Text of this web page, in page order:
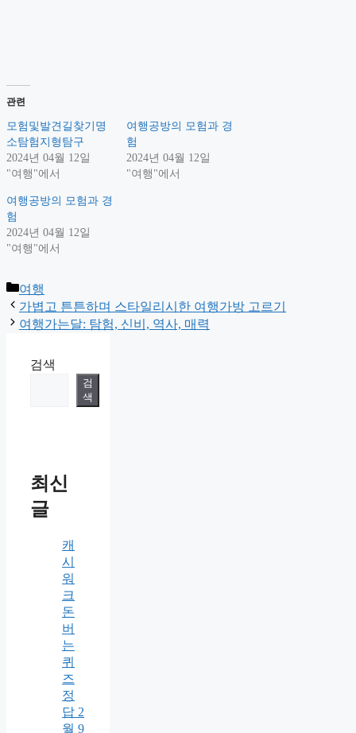
관련
모험및발견길찾기명
소탐험지형탐구
2024년 04월 12일
"여행"에서
여행공방의 모험과 경
험
2024년 04월 12일
"여행"에서
여행공방의 모험과 경
험
2024년 04월 12일
"여행"에서
Categories
여행
가볍고 튼튼하며 스타일리시한 여행가방 고르기
여행가는달: 탐험, 신비, 역사, 매력
검색
검
색
최신
글
캐
시
워
크
돈
버
는
퀴
즈
정
답 2
월 9